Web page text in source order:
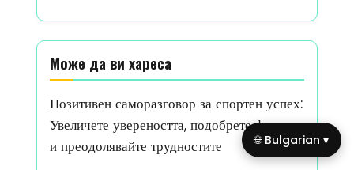
Може да ви хареса
Позитивен саморазговор за спортен успех:
Увеличете увереността, подобрете фокуса
и преодолявайте трудностите
🌐 Bulgarian ▾